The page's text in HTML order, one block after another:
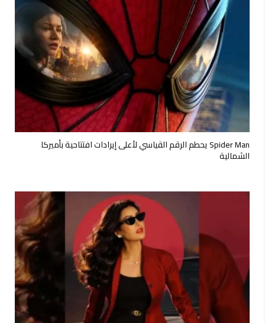
Spider Man يحطم الرقم القياسي لأعلى إيرادات افتتاحية بأميركا
الشمالية